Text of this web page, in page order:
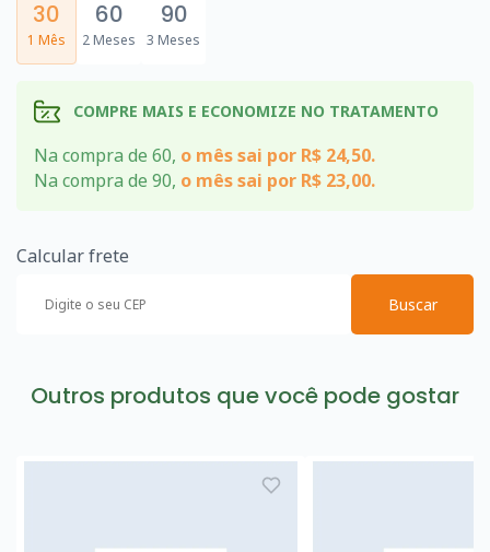
30
1 Mês
60
2 Meses
90
3 Meses
COMPRE MAIS E ECONOMIZE NO TRATAMENTO
Na compra de 60, o mês sai por R$ 24,50.
Na compra de 90, o mês sai por R$ 23,00.
Calcular frete
Buscar
Outros produtos que você pode gostar